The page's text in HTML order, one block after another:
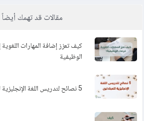
مقالات قد تهمك أيضاً
كيف تعزز إضافة المهارات
الوظيفية
5 نصائح لتدريس اللغة الإنجليزية للمبتدئين